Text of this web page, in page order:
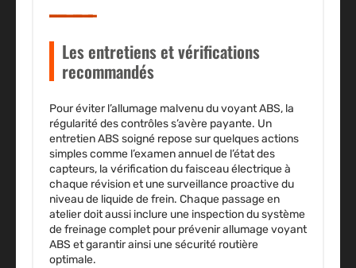
Les entretiens et vérifications
recommandés
Pour éviter l’allumage malvenu du voyant ABS, la
régularité des contrôles s’avère payante. Un
entretien ABS soigné repose sur quelques actions
simples comme l’examen annuel de l’état des
capteurs, la vérification du faisceau électrique à
chaque révision et une surveillance proactive du
niveau de liquide de frein. Chaque passage en
atelier doit aussi inclure une inspection du système
de freinage complet pour prévenir allumage voyant
ABS et garantir ainsi une sécurité routière
optimale.